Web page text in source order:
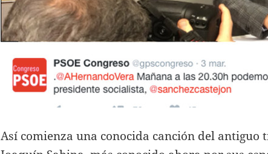
Así comienza una conocida canción del antiguo